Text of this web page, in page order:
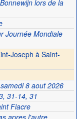
lors de la
Journée Mondiale
Joseph à Saint-
8 aout 2026
31-14, 31
Fiacre
apres l'autre